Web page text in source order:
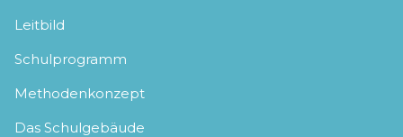
Leitbild
Schulprogramm
Methodenkonzept
Das Schulgebäude